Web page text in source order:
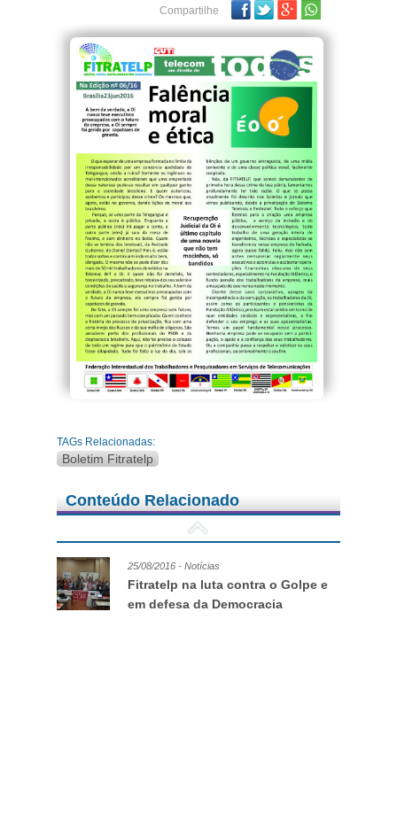
Compartilhe Facebook
TwitterGoogle Plus
TAGs Relacionadas:
Boletim Fitratelp
Conteúdo Relacionado
25/08/2016 - Notícias
Fitratelp na luta contra o Golpe e
em defesa da Democracia